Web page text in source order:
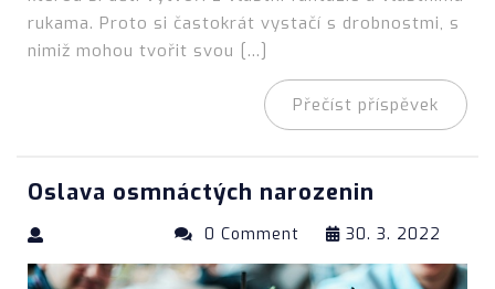
rukama. Proto si častokrát vystačí s drobnostmi, s
nimiž mohou tvořit svou […]
Přečíst příspěvek
Oslava osmnáctých narozenin
30. 3. 2022
0 Comment